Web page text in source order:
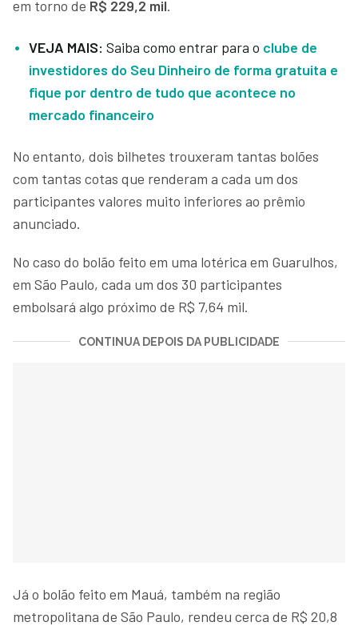
em torno de R$ 229,2 mil.
VEJA MAIS: Saiba como entrar para o clube de
investidores do Seu Dinheiro de forma gratuita e
fique por dentro de tudo que acontece no
mercado financeiro
No entanto, dois bilhetes trouxeram tantas bolões
com tantas cotas que renderam a cada um dos
participantes valores muito inferiores ao prêmio
anunciado.
No caso do bolão feito em uma lotérica em Guarulhos,
em São Paulo, cada um dos 30 participantes
embolsará algo próximo de R$ 7,64 mil.
CONTINUA DEPOIS DA PUBLICIDADE
Já o bolão feito em Mauá, também na região
metropolitana de São Paulo, rendeu cerca de R$ 20,8